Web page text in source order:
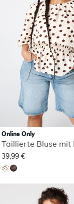
Online Only
39,99 €